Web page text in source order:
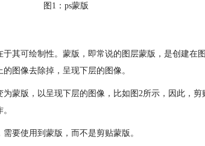
图1：ps蒙版
其可绘制性。蒙版，即常说的图层蒙版，是创建在
图像去除掉，呈现下层的图像。
蒙版，以呈现下层的图像，比如图2所示，因此，
要使用到蒙版，而不是剪贴蒙版。